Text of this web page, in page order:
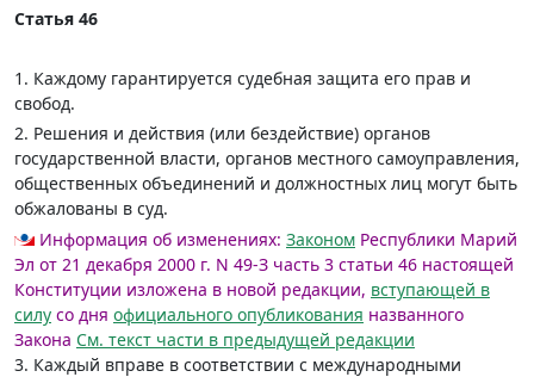
Статья 46
1. Каждому гарантируется судебная защита его прав и
свобод.
2. Решения и действия (или бездействие) органов
государственной власти, органов местного самоуправления,
общественных объединений и должностных лиц могут быть
обжалованы в суд.
Информация об изменениях: Законом Республики Марий
Эл от 21 декабря 2000 г. N 49-З часть 3 статьи 46 настоящей
Конституции изложена в новой редакции, вступающей в
силу со дня официального опубликования названного
Закона См. текст части в предыдущей редакции
3. Каждый вправе в соответствии с международными